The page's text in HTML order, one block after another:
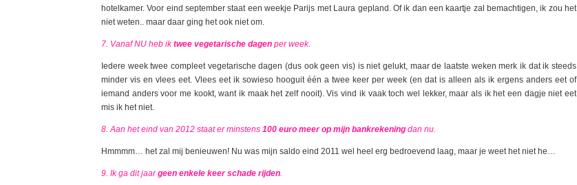
hotelkamer. Voor eind september staat een weekje Parijs met Laura gepland. Of ik dan een kaartje zal bemachtigen, ik zou het
niet weten.. maar daar ging het ook niet om.
7. Vanaf NU heb iktwee vegetarische dagen per week.
Iedere week twee compleet vegetarische dagen (dus ook geen vis) is niet gelukt, maar de laatste weken merk ik dat ik steeds
minder vis en vlees eet. Vlees eet ik sowieso hooguit één a twee keer per week (en dat is alleen als ik ergens anders eet of
iemand anders voor me kookt, want ik maak het zelf nooit). Vis vind ik vaak toch wel lekker, maar als ik het een dagje niet eet
mis ik het niet.
8. Aan het eind van 2012 staat er minstens 100 euro meer op mijn bankrekening dan nu.
Hmmmm… het zal mij benieuwen! Nu was mijn saldo eind 2011 wel heel erg bedroevend laag, maar je weet het niet he…
9. Ik ga dit jaargeen enkele keer schade rijden.